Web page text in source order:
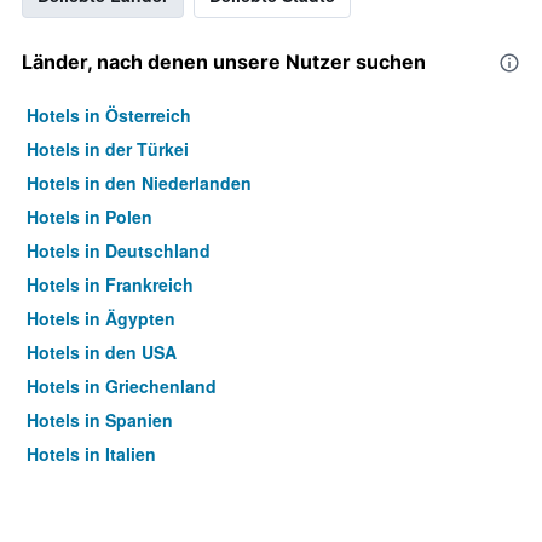
Länder, nach denen unsere Nutzer suchen
Hotels in Österreich
Hotels in der Türkei
Hotels in den Niederlanden
Hotels in Polen
Hotels in Deutschland
Hotels in Frankreich
Hotels in Ägypten
Hotels in den USA
Hotels in Griechenland
Hotels in Spanien
Hotels in Italien